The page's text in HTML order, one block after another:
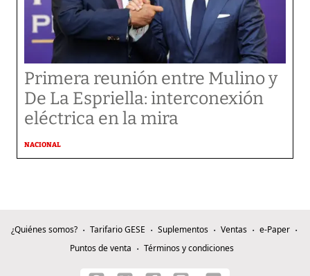
Primera reunión entre Mulino y
De La Espriella: interconexión
eléctrica en la mira
NACIONAL
¿Quiénes somos? Tarifario GESE Suplementos Ventas
e-Paper
Puntos de venta
Términos y condiciones